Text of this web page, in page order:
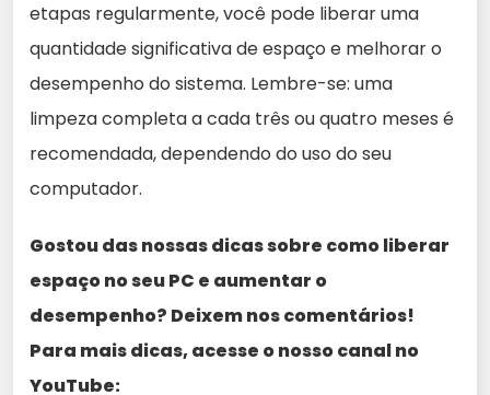
etapas regularmente, você pode liberar uma
quantidade significativa de espaço e melhorar o
desempenho do sistema. Lembre-se: uma
limpeza completa a cada três ou quatro meses é
recomendada, dependendo do uso do seu
computador.
Gostou das nossas dicas sobre como liberar
espaço no seu PC e aumentar o
desempenho? Deixem nos comentários!
Para mais dicas, acesse o nosso canal no
YouTube: